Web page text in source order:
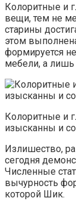
Колоритные и
вещи, тем не
старины
этом
формируется
мебели, а
Колоритные и
изысканны и
Излишество,
сегодня
Численные
вычурность
которой Шик.